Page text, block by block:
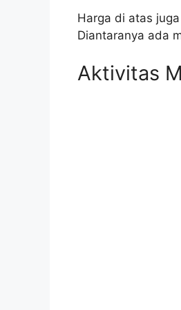
Harga di atas
Diantaranya ada
Aktivitas